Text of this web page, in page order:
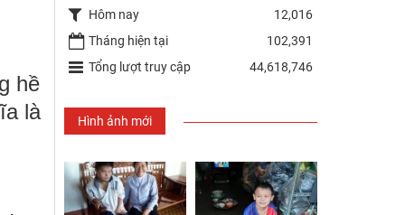
hề
là
Hôm nay
12,016
Tháng hiện tại
102,391
Tổng lượt truy cập
44,618,746
Hình ảnh mới